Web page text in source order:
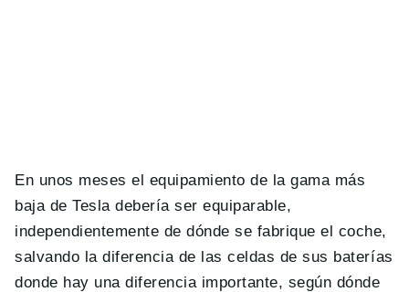
En unos meses el equipamiento de la gama más
baja de Tesla debería ser equiparable,
independientemente de dónde se fabrique el coche,
salvando la diferencia de las celdas de sus baterías
donde hay una diferencia importante, según dónde